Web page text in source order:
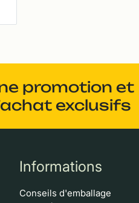
promotion et
exclusifs
Informations
Conseils d'emballage